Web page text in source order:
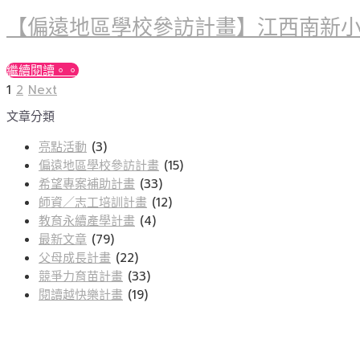
【偏遠地區學校參訪計畫】江西南新
繼續閱讀。。
文
章
Page
1 Page
2 NextNext
文章分類
亮點活動 (3)
偏遠地區學校參訪計畫 (15)
希望專案補助計畫 (33)
師資／志工培訓計畫 (12)
教育永續產學計畫 (4)
最新文章 (79)
父母成長計畫 (22)
競爭力育苗計畫 (33)
閱讀越快樂計畫 (19)